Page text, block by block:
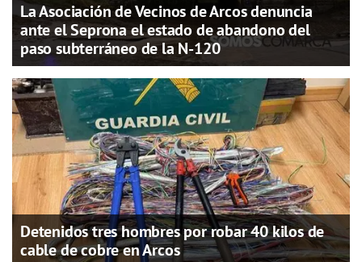
La Asociación de Vecinos de Arcos denuncia
ante el Seprona el estado de abandono del
paso subterráneo de la N-120
Detenidos tres hombres por robar 40 kilos de
cable de cobre en Arcos